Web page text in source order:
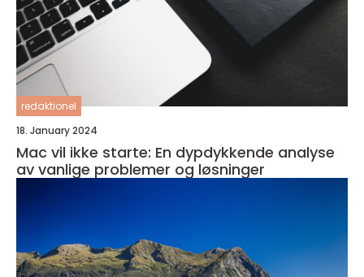
redaktionel
18. January 2024
Mac vil ikke starte: En dypdykkende analyse
av vanlige problemer og løsninger